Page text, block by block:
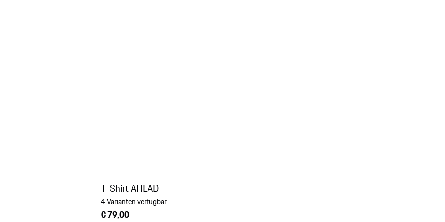
T-Shirt AHEAD
4 Varianten verfügbar
€ 79,00